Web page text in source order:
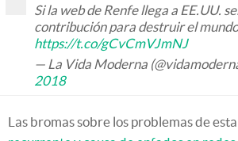
Si la web de Renfe llega a EE.UU.
contribución para destruir el
https://t.co/gCvCmVJmNJ
— La Vida Moderna
2018
Las bromas sobre los problemas de